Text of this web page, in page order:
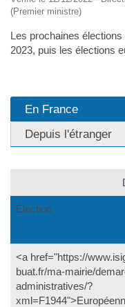
(Premier ministre)
Les prochaines
2023, puis les élections
En France
Depuis l'étranger
Élection
<a href="https://
buat.fr/ma-mairie/
administratives/?